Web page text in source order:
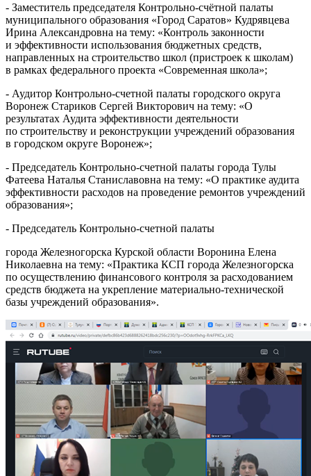
- Заместитель председателя Контрольно-счётной палаты
муниципального образования «Город Саратов» Кудрявцева
Ирина Александровна на тему: «Контроль законности
и эффективности использования бюджетных средств,
направленных на строительство школ (пристроек к школам)
в рамках федерального проекта «Современная школа»;
- Аудитор Контрольно-счетной палаты городского округа
Воронеж Стариков Сергей Викторович на тему: «О
результатах Аудита эффективности деятельности
по строительству и реконструкции учреждений образования
в городском округе Воронеж»;
- Председатель Контрольно-счетной палаты города Тулы
Фатеева Наталья Станиславовна на тему: «О практике аудита
эффективности расходов на проведение ремонтов учреждений
образования»;
- Председатель Контрольно-счетной палаты
города Железногорска Курской области Воронина Елена
Николаевна на тему: «Практика КСП города Железногорска
по осуществлению финансового контроля за расходованием
средств бюджета на укрепление материально-технической
базы учреждений образования».